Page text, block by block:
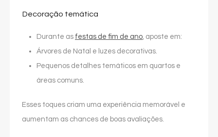
Decoração temática
Durante as festas de fim de ano , aposte em:
Árvores de Natal e luzes decorativas.
Pequenos detalhes temáticos em quartos e
áreas comuns.
Esses toques criam uma experiência memorável e
aumentam as chances de boas avaliações.